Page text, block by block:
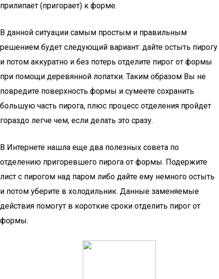
прилипает (пригорает) к форме.
В данной ситуации самым простым и правильным
решением будет следующий вариант: дайте остыть пирогу
и потом аккуратно и без потерь отделите пирог от формы
при помощи деревянной лопатки. Таким образом Вы не
повредите поверхность формы и сумеете сохранить
большую часть пирога, плюс процесс отделения пройдет
гораздо легче чем, если делать это сразу.
В Интернете нашла еще два полезных совета по
отделению пригоревшего пирога от формы. Подержите
лист с пирогом над паром либо дайте ему немного остыть
и потом уберите в холодильник. Данные заменяемые
действия помогут в короткие сроки отделить пирог от
формы.